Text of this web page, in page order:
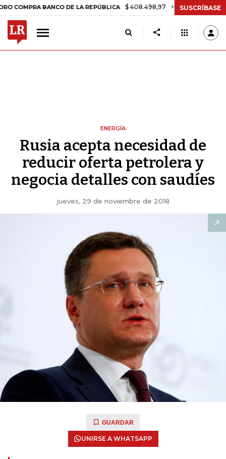
BANCO DE LA REPÚBLICA $ 408.498,97 +$ 8.753,81 +2,19%
SUSCRÍBASE
ENERGÍA
Rusia acepta necesidad de
reducir oferta petrolera y
negocia detalles con saudíes
jueves, 29 de noviembre de 2018
GUARDAR
UNIRSE A WHATSAPP